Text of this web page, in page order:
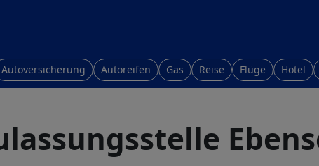
Autoversicherung Autoreifen Gas Reise Flüge Hotel